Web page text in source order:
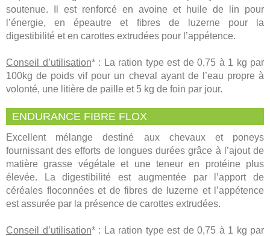
soutenue. Il est renforcé en avoine et huile de lin pour
l’énergie, en épeautre et fibres de luzerne pour la
digestibilité et en carottes extrudées pour l’appétence.
Conseil d’utilisation* : La ration type est de 0,75 à 1 kg par
100kg de poids vif pour un cheval ayant de l’eau propre à
volonté, une litière de paille et 5 kg de foin par jour.
ENDURANCE FIBRE FLOX
Excellent mélange destiné aux chevaux et poneys
fournissant des efforts de longues durées grâce à l’ajout de
matière grasse végétale et une teneur en protéine plus
élevée. La digestibilité est augmentée par l’apport de
céréales floconnées et de fibres de luzerne et l’appétence
est assurée par la présence de carottes extrudées.
Conseil d’utilisation* : La ration type est de 0,75 à 1 kg par